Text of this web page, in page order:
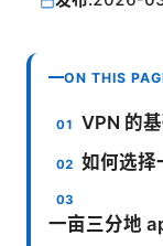
ON THIS
VPN 的
如何选择
一亩三分地